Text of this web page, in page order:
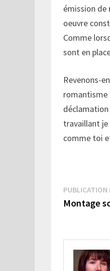
émission
oeuvre
Comme
sont en
Revenons-
romantisme
travaillant
comme toi
de
PUBLICATION
Montage